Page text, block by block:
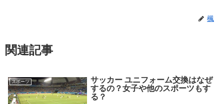
楓
関連記事
スポーツ
サッカー ユニフォーム交換はなぜ
するの？女子や他のスポーツもす
る？